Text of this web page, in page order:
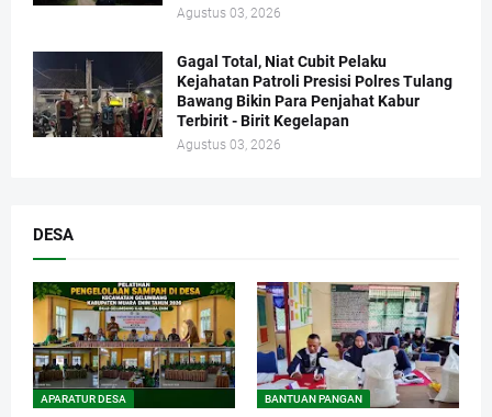
Agustus 03, 2026
Gagal Total, Niat Cubit Pelaku
Kejahatan Patroli Presisi Polres Tulang
Bawang Bikin Para Penjahat Kabur
Terbirit - Birit Kegelapan
Agustus 03, 2026
DESA
APARATUR DESA BANTUAN PANGAN